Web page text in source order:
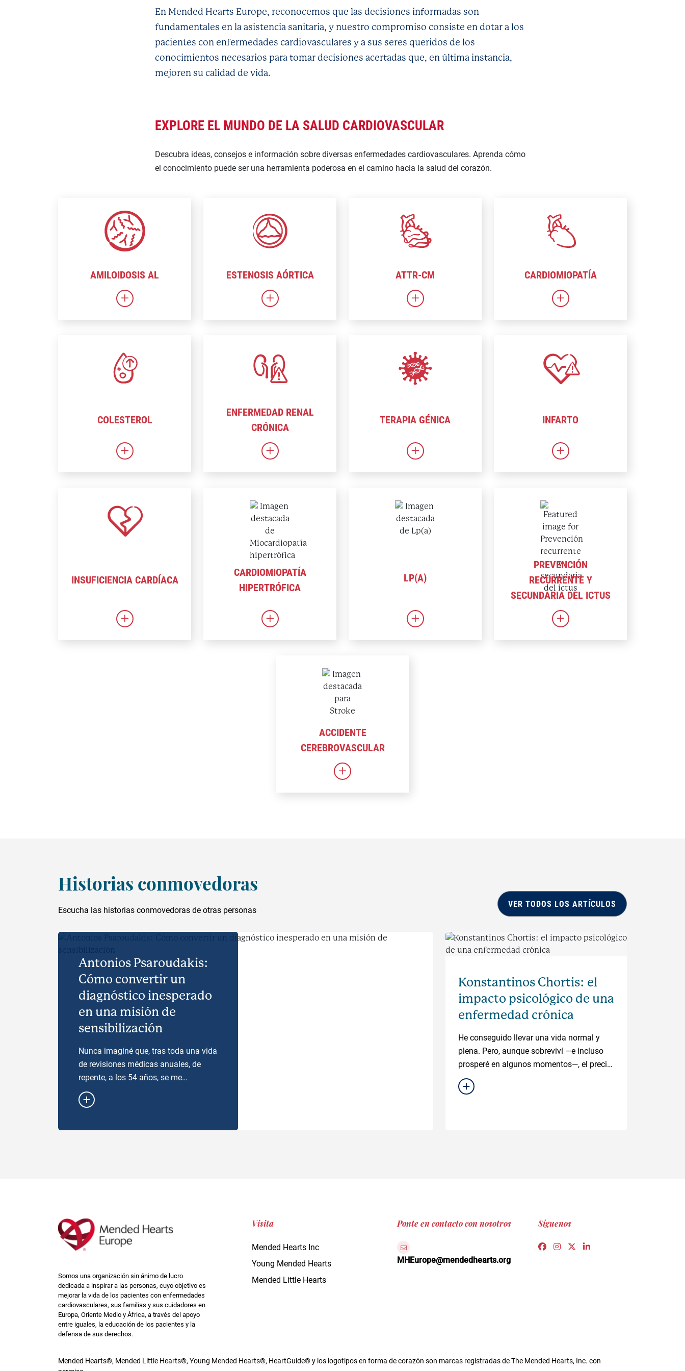
En Mended Hearts Europe, reconocemos que las decisiones informadas son
fundamentales en la asistencia sanitaria, y nuestro compromiso consiste en dotar a los
pacientes con enfermedades cardiovasculares y a sus seres queridos de los
conocimientos necesarios para tomar decisiones acertadas que, en última instancia,
mejoren su calidad de vida.
EXPLORE EL MUNDO DE LA SALUD CARDIOVASCULAR
Descubra ideas, consejos e información sobre diversas enfermedades cardiovasculares. Aprenda cómo
el conocimiento puede ser una herramienta poderosa en el camino hacia la salud del corazón.
AMILOIDOSIS AL
Enlace a la amiloidosis AL
ESTENOSIS AÓRTICA
Enlace sobre la estenosis aórtica
ATTR-CM
Enlace a ATTR-CM
CARDIOMIOPATÍA
Enlace a Cardiomiopatía
COLESTEROL
Relación con el colesterol
ENFERMEDAD RENAL
CRÓNICA
Enlace a Enfermedad renal crónica
TERAPIA GÉNICA
Enlace a la terapia génica
INFARTO
Enlace a Ataque cardíaco
INSUFICIENCIA CARDÍACA
Relación con la insuficiencia cardíaca
CARDIOMIOPATÍA
HIPERTRÓFICA
Vínculo con la miocardiopatía hipertrófica
LP(A)
Enlace a Lp(a)
PREVENCIÓN
RECURRENTE Y
SECUNDARIA DEL ICTUS
Enlace a Prevención
ACCIDENTE
CEREBROVASCULAR
Enlace a Ictus
Historias conmovedoras
Escucha las historias conmovedoras de otras personas
VER TODOS LOS ARTÍCULOS
Antonios Psaroudakis:
Cómo convertir un
diagnóstico inesperado
en una misión de
sensibilización
Nunca imaginé que, tras toda una vida
de revisiones médicas anuales, de
repente, a los 54 años, se me
diagnosticara una afección congénita
que cambiara mi forma de ver mi
Konstantinos Chortis: el
impacto psicológico de una
enfermedad crónica
He conseguido llevar una vida normal y
plena. Pero, aunque sobreviví —e incluso
prosperé en algunos momentos—, el precio
psicológico que pagamos como familia
fue inconmensurable.
Somos una organización sin ánimo de lucro
dedicada a inspirar a las personas, cuyo objetivo es
mejorar la vida de los pacientes con enfermedades
cardiovasculares, sus familias y sus cuidadores en
Europa, Oriente Medio y África, a través del apoyo
entre iguales, la educación de los pacientes y la
defensa de sus derechos.
Visita
Mended Hearts Inc
Young Mended Hearts
Mended Little Hearts
Ponte en contacto con nosotros
MHEurope@mendedhearts.org
Síguenos
Link to https://
Link to https://
Link to https://
Link to https://
Mended Hearts®, Mended Little Hearts®, Young Mended Hearts®, HeartGuide® y los logotipos en forma de corazón son marcas registradas de The Mended Hearts, Inc. con